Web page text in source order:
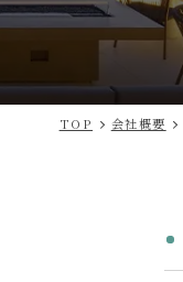
TOP 会社概要